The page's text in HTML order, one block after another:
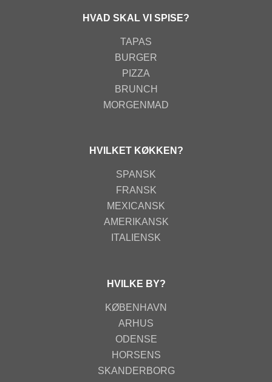
HVAD SKAL VI SPISE?
TAPAS
BURGER
PIZZA
BRUNCH
MORGENMAD
HVILKET KØKKEN?
SPANSK
FRANSK
MEXICANSK
AMERIKANSK
ITALIENSK
HVILKE BY?
KØBENHAVN
ARHUS
ODENSE
HORSENS
SKANDERBORG